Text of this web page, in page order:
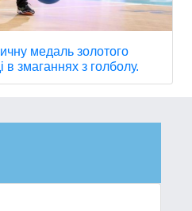
медаль золотого
в змаганнях з голболу.